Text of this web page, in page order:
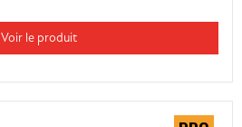
Voir le produit